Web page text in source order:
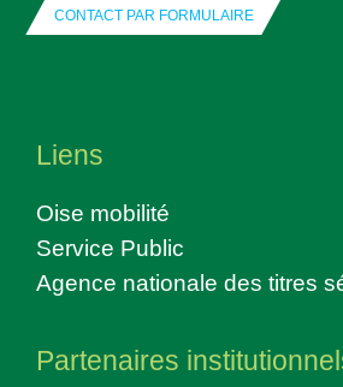
CONTACT PAR FORMULAIRE
Liens
Oise mobilité
Service Public
Agence nationale des titres
Partenaires